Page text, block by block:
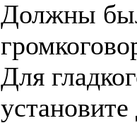
Должны
Для